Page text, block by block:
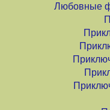
Любовные